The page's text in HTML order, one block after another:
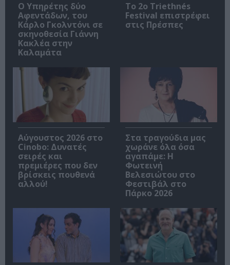
Ο Υπηρέτης δύο
Αφεντάδων, του
Κάρλο Γκολντόνι σε
σκηνοθεσία Γιάννη
Κακλέα στην
Καλαμάτα
Το 2ο Triethnés
Festival επιστρέφει
στις Πρέσπες
Αύγουστος 2026 στο
Cinobo: Δυνατές
σειρές και
πρεμιέρες που δεν
βρίσκεις πουθενά
αλλού!
Στα τραγούδια μας
χωράνε όλα όσα
αγαπάμε: Η
Φωτεινή
Βελεσιώτου στο
Φεστιβάλ στο
Πάρκο 2026